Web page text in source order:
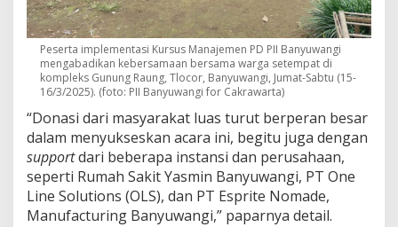
Peserta implementasi Kursus Manajemen PD PII Banyuwangi
mengabadikan kebersamaan bersama warga setempat di
kompleks Gunung Raung, Tlocor, Banyuwangi, Jumat-Sabtu (15-
16/3/2025). (foto: PII Banyuwangi for Cakrawarta)
“Donasi dari masyarakat luas turut berperan besar
dalam menyukseskan acara ini, begitu juga dengan
supportdari beberapa instansi dan perusahaan,
seperti Rumah Sakit Yasmin Banyuwangi, PT One
Line Solutions (OLS), dan PT Esprite Nomade,
Manufacturing Banyuwangi,” paparnya detail.